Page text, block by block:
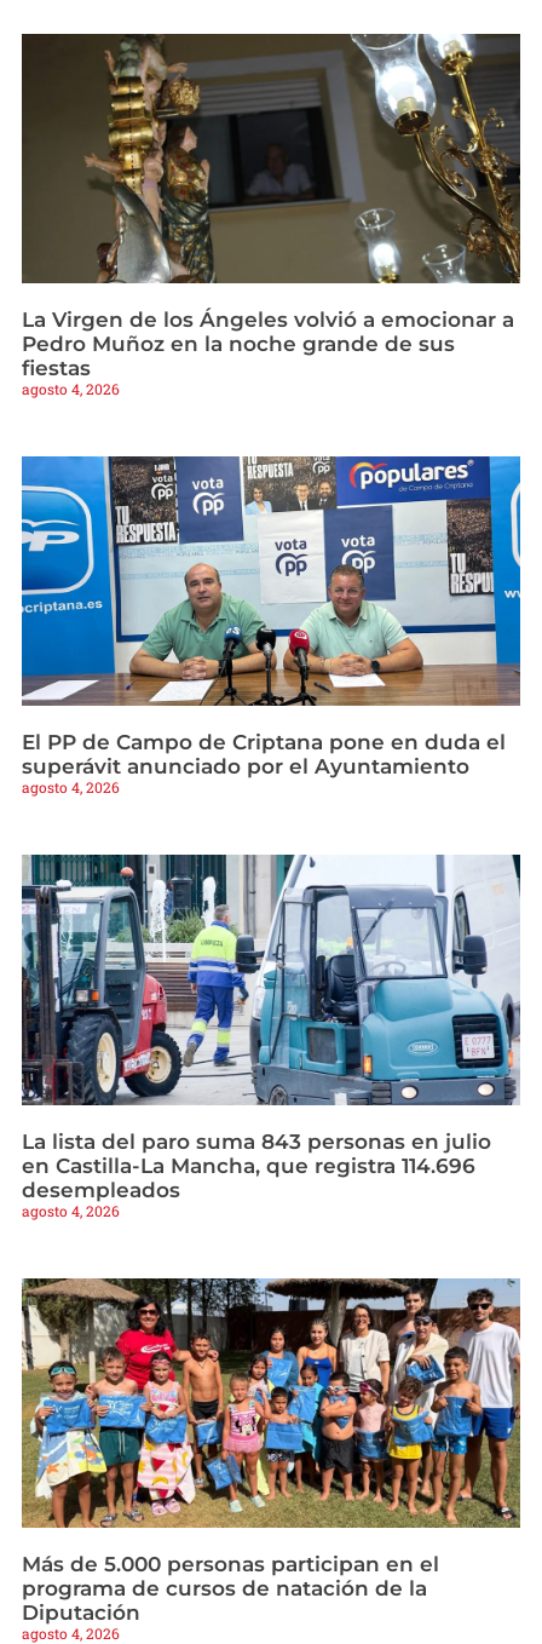
La Virgen de los Ángeles volvió a emocionar a
Pedro Muñoz en la noche grande de sus
fiestas
agosto 4, 2026
El PP de Campo de Criptana pone en duda el
superávit anunciado por el Ayuntamiento
agosto 4, 2026
La lista del paro suma 843 personas en julio
en Castilla-La Mancha, que registra 114.696
desempleados
agosto 4, 2026
Más de 5.000 personas participan en el
programa de cursos de natación de la
Diputación
agosto 4, 2026